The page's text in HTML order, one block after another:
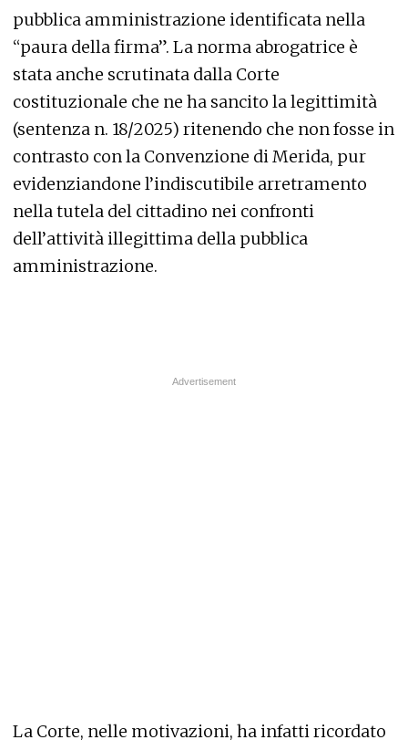
pubblica amministrazione identificata nella
“paura della firma”. La norma abrogatrice è
stata anche scrutinata dalla Corte
costituzionale che ne ha sancito la legittimità
(sentenza n. 18/2025) ritenendo che non fosse in
contrasto con la Convenzione di Merida, pur
evidenziandone l’indiscutibile arretramento
nella tutela del cittadino nei confronti
dell’attività illegittima della pubblica
amministrazione.
La Corte, nelle motivazioni, ha infatti ricordato